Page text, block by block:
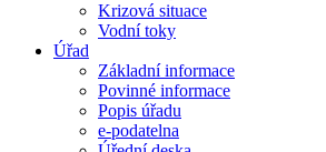
Krizová situace
Vodní toky
Úřad
Základní informace
Povinné informace
Popis úřadu
e-podatelna